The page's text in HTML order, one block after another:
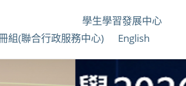
處 學生學習發展中心
組(聯合行政服務中心)
English